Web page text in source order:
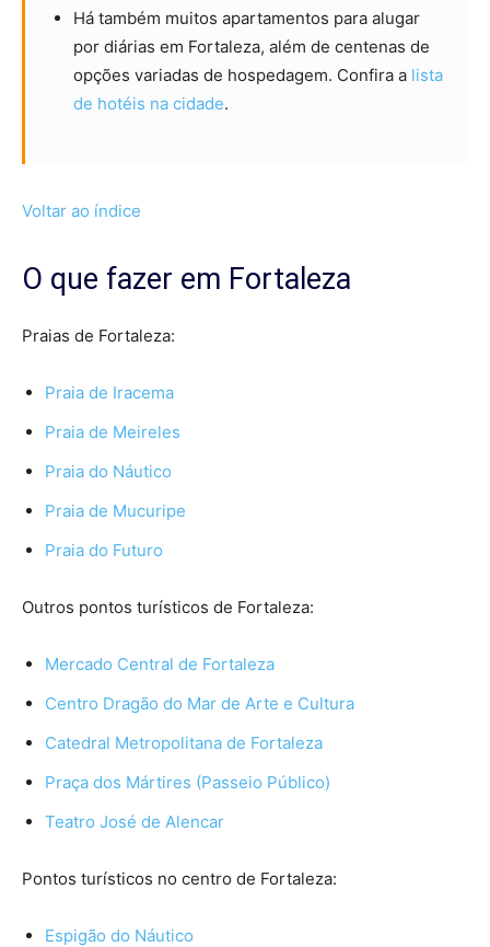
Há também muitos apartamentos para alugar
por diárias em Fortaleza, além de centenas de
opções variadas de hospedagem. Confira a lista
de hotéis na cidade.
Voltar ao índice
O que fazer em Fortaleza
Praias de Fortaleza:
Praia de Iracema
Praia de Meireles
Praia do Náutico
Praia de Mucuripe
Praia do Futuro
Outros pontos turísticos de Fortaleza:
Mercado Central de Fortaleza
Centro Dragão do Mar de Arte e Cultura
Catedral Metropolitana de Fortaleza
Praça dos Mártires (Passeio Público)
Teatro José de Alencar
Pontos turísticos no centro de Fortaleza:
Espigão do Náutico